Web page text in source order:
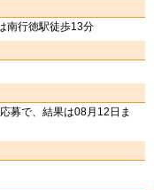
南行徳駅徒歩13分
募で、結果は08月12日ま